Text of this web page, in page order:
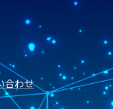
合わせ